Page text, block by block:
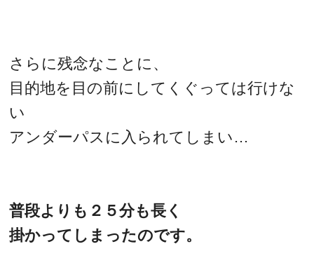
さらに残念なことに、
目的地を目の前にしてくぐっては行けな
い
アンダーパスに入られてしまい…
普段よりも２５分も長く
掛かってしまったのです。